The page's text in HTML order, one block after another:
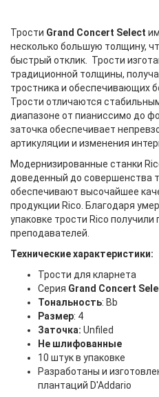
Трости Grand Concert Select
несколько большую толщину,
быстрый отклик. Трости
традиционной толщины,
тростника и обеспечивающих
Трости отличаются
диапазоне от пианиссимо до
заточка обеспечивает
артикуляции и изменения
Модернизированные станки
доведенный до совершенства
обеспечивают высочайшее
продукции Rico. Благодаря
упаковке трости Rico получили
преподавателей.
Технические характеристики:
Трости для кларнета
Серия Grand Concert
Тональность: Bb
Размер: 4
Заточка: Unfiled
Не шлифованные
10 штук в упаковке
Разработаны и
плантаций D'Addario